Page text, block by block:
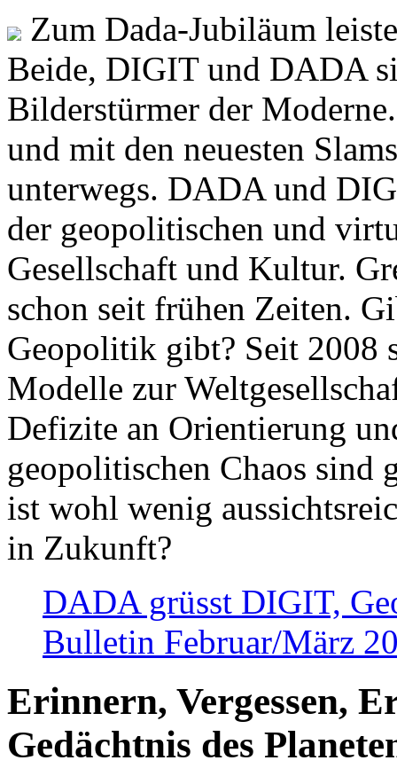
Zum Dada-Jubiläum
Beide, DIGIT und DADA
Bilderstürmer der
und mit den neuesten
unterwegs. DADA und
der geopolitischen und
Gesellschaft und Kultur.
schon seit frühen Zeiten.
Geopolitik gibt? Seit 2008
Modelle zur
Defizite an Orientierung
geopolitischen Chaos sind
ist wohl wenig
in Zukunft?
DADA grüsst DIGIT,
Bulletin Februar/März
Erinnern, Vergessen,
Gedächtnis des